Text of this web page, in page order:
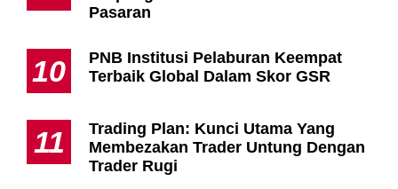
Pasaran
10
PNB Institusi Pelaburan Keempat
Terbaik Global Dalam Skor GSR
11
Trading Plan: Kunci Utama Yang
Membezakan Trader Untung Dengan
Trader Rugi